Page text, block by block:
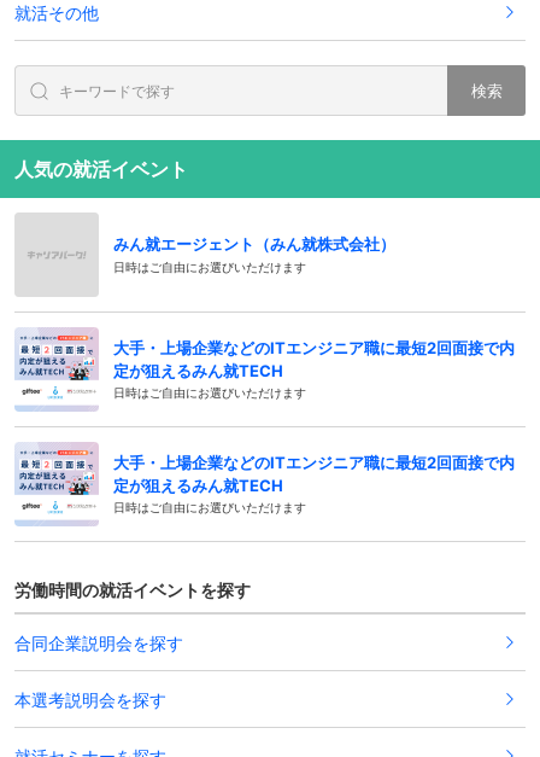
就活その他
検索
人気の就活イベント
みん就エージェント（みん就株式会社）
日時はご自由にお選びいただけます
大手・上場企業などのITエンジニア職に最短2回面接で内
定が狙えるみん就TECH
日時はご自由にお選びいただけます
大手・上場企業などのITエンジニア職に最短2回面接で内
定が狙えるみん就TECH
日時はご自由にお選びいただけます
労働時間の就活イベントを探す
合同企業説明会を探す
本選考説明会を探す